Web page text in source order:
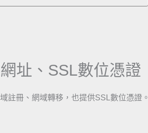
址、SSL數位憑證
註冊、網域轉移，也提供SSL數位憑證。